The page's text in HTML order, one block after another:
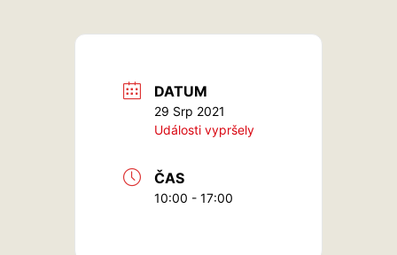
DATUM
29 Srp 2021
Události vypršely
ČAS
10:00 - 17:00